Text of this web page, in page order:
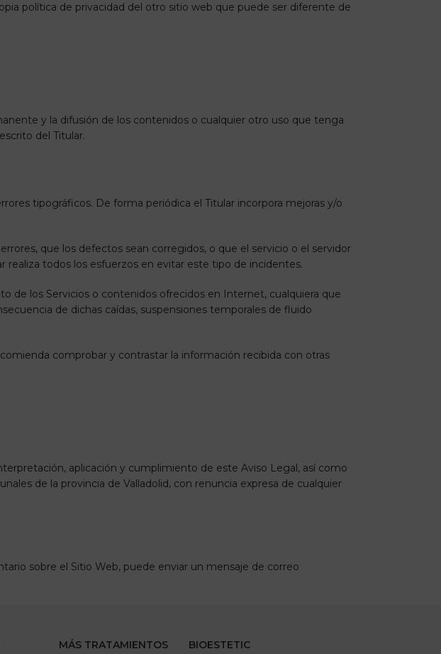
política de privacidad del otro sitio web que puede ser diferente de
y la difusión de los contenidos o cualquier otro uso que tenga
del Titular.
tipográficos. De forma periódica el Titular incorpora mejoras y/o
que los defectos sean corregidos, o que el servicio o el servidor
realiza todos los esfuerzos en evitar este tipo de incidentes.
de los Servicios o contenidos ofrecidos en Internet, cualquiera que
de dichas caídas, suspensiones temporales de fluido
comprobar y contrastar la información recibida con otras
aplicación y cumplimiento de este Aviso Legal, así como
de la provincia de Valladolid, con renuncia expresa de cualquier
sobre el Sitio Web, puede enviar un mensaje de correo
MÁS TRATAMIENTOS BIOESTETIC